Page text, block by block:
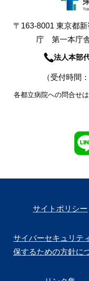
〒163-8001 東京都
庁 第一本庁舎
法人本部
（受付時間
各都立病院への問合せ
サイトポリシー
サイバーセキュリテ
保するための方針に